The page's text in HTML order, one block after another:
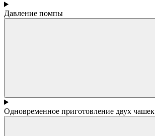
Давление помпы
Одновременное приготовление двух чашек